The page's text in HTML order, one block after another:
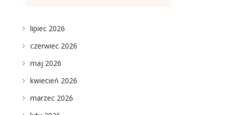
lipiec 2026
czerwiec 2026
maj 2026
kwiecień 2026
marzec 2026